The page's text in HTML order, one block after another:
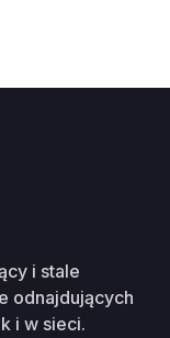
i stale
odnajdujących
i w sieci.